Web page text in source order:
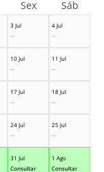
3 Jul
--
4 Jul
--
10 Jul
--
11 Jul
--
17 Jul
--
18 Jul
--
24 Jul
--
25 Jul
--
31 Jul
Consultar
1 Ago
Consultar
Sex Sáb